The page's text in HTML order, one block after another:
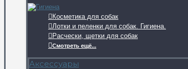
Косметика для собак
Лотки и пеленки для собак. Гигиена.
Расчески, щетки для собак
Смотреть ещё...
Аксессуары